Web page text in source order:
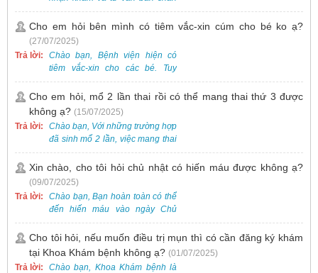
bẹt cho trẻ em, bao gồm cả trẻ 5
tuổi. Bạn có thể đưa bé đến
Khoa Khám bệnh của bệnh viện
để được bác sĩ chuyên khoa
thăm khám. Ngoài ra, để thuận
tiện hơn, bạn có thể đặt lịch
0988 270 115. Nếu cần hỗ trợ
thêm, vui lòng liên hệ qua Zalo
hoặc Fanpage Bệnh viện Việt
Nam - Thụy Điển Uông Bí.
Cho em hỏi bên mình có tiêm vắc-xin cúm cho bé ko ạ?
(27/07/2025)
Trả lời:
Chào bạn, Bệnh viện hiện có
tiêm vắc-xin cho các bé. Tuy
nhiên, các loại vắc-xin thường về
theo từng đợt, không phải lúc
nào cũng có sẵn.
Cho em hỏi, mổ 2 lần thai rồi có thể mang thai thứ 3 được
không ạ? (15/07/2025)
Trả lời:
Chào bạn, Với những trường hợp
đã sinh mổ 2 lần, việc mang thai
lần 3 vẫn có thể thực hiện được.
Tại Bệnh viện, chúng tôi đã tiếp
nhận và hỗ trợ nhiều thai phụ có
nhu cầu tương tự.
Xin chào, cho tôi hỏi chủ nhật có hiến máu được không ạ?
(09/07/2025)
Trả lời:
Chào bạn, Bạn hoàn toàn có thể
đến hiến máu vào ngày Chủ
Nhật.
Cho tôi hỏi, nếu muốn điều trị mụn thì có cần đăng ký khám
tại Khoa Khám bệnh không ạ? (01/07/2025)
Trả lời:
Chào bạn, Khoa Khám bệnh là